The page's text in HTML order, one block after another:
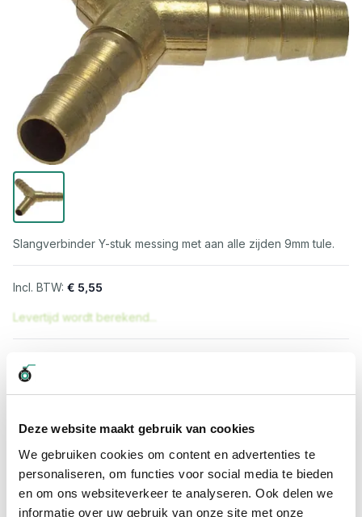
Deze website maakt gebruik van cookies
We gebruiken cookies om content en advertenties te
personaliseren, om functies voor social media te bieden
en om ons websiteverkeer te analyseren. Ook delen we
informatie over uw gebruik van onze site met onze
Slangverbinder Y-stuk messing met aan alle zijden 9mm tule.
€ 5,55
Levertijd wordt berekend...
Snelle levering
Snel naar
Meer informatie